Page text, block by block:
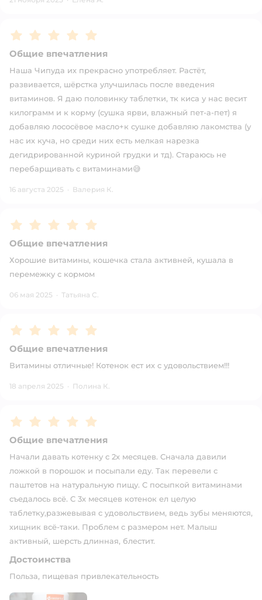
Рейтинг:5
Общие впечатления
Наша Чипуда их прекрасно употребляет. Растёт,
развивается, шёрстка улучшилась после введения
витаминов. Я даю половинку таблетки, тк киса у нас весит
килограмм и к корму (сушка ярви, влажный пет-а-пет) я
добавляю лососёвое масло+к сушке добавляю лакомства (у
нас их куча, но среди них есть мелкая нарезка
дегидрированной куриной грудки и тд). Стараюсь не
перебарщивать с витаминами😅
16 августа 2025 · Валерия К.
Рейтинг:5
Общие впечатления
Хорошие витамины, кошечка стала активней, кушала в
перемежку с кормом
06 мая 2025 · Татьяна С.
Рейтинг:5
Общие впечатления
Витамины отличные! Котенок ест их с удовольствием!!!
18 апреля 2025 · Полина К.
Рейтинг:5
Общие впечатления
Начали давать котенку с 2х месяцев. Сначала давили
ложкой в порошок и посыпали еду. Так перевели с
паштетов на натуральную пищу. С посыпкой витаминами
съедалось всё. С 3х месяцев котенок ел целую
таблетку,разжевывая с удовольствием, ведь зубы меняются,
хищник всё-таки. Проблем с размером нет. Малыш
активный, шерсть длинная, блестит.
Достоинства
Польза, пищевая привлекательность